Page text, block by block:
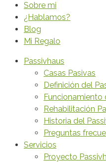
Sobre mi
¿Hablamos?
Blog
Mi Regalo
Passivhaus
Casas Pasivas
Definición del
Funcionamiento
Rehabilitación
Historia del
Preguntas
Servicios
Proyecto